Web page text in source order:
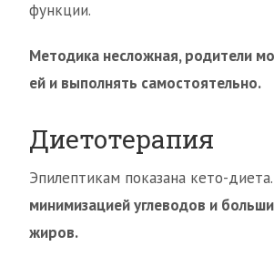
функции.
Методика несложная, родители
ей и выполнять самостоятельно.
Диетотерапия
Эпилептикам показана кето-диета.
минимизацией углеводов и
жиров.